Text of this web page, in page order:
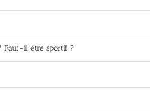
Faut-il être sportif ?